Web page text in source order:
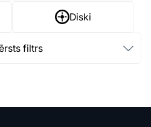
Diski
filtrs